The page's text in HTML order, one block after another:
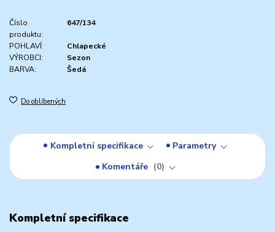
Číslo
produktu:
647/134
POHLAVÍ:
Chlapecké
VÝROBCI:
Sezon
BARVA:
Šedá
Do oblíbených
Kompletní specifikace
Parametry
Komentáře
0
Kompletní specifikace